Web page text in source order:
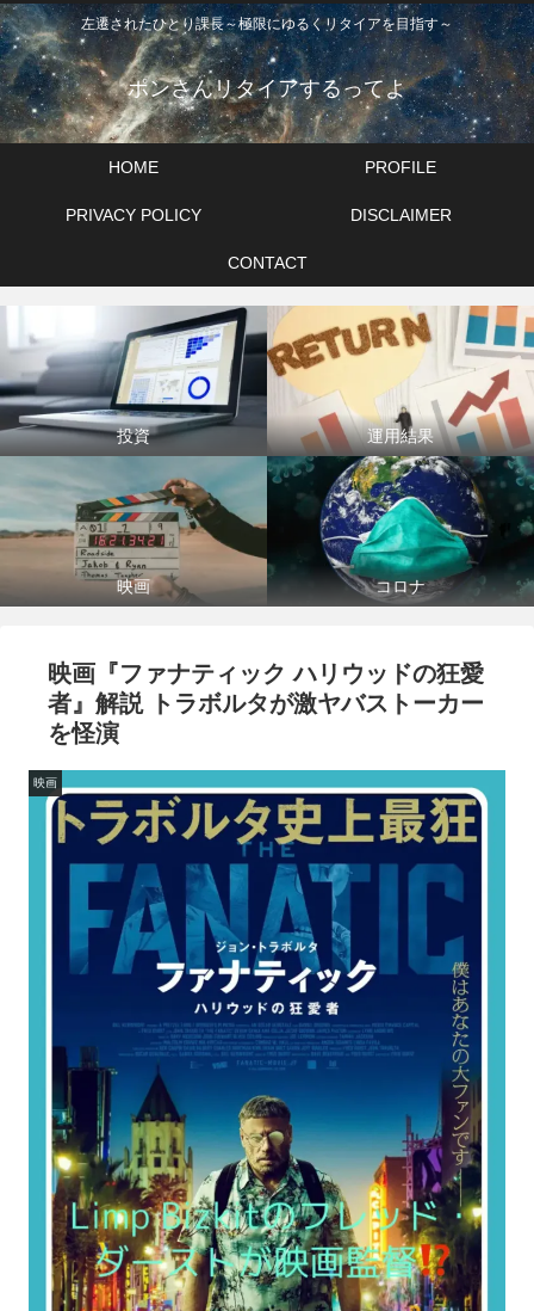
左遷されたひとり課長～極限にゆるくリタイアを目指す～
ポンさんリタイアするってよ
HOME PROFILE
PRIVACY POLICY DISCLAIMER
CONTACT
投資 運用結果
映画 コロナ
映画『ファナティック ハリウッドの狂愛
者』解説 トラボルタが激ヤバストーカー
を怪演
映画